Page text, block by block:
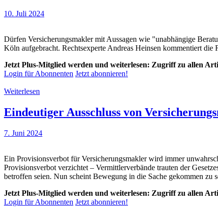
10. Juli 2024
Dürfen Versicherungsmakler mit Aussagen wie "unabhängige
Köln aufgebracht. Rechtsexperte Andreas Heinsen kommentiert die
Jetzt Plus-Mitglied werden und weiterlesen: Zugriff zu allen
Login für Abonnenten Jetzt abonnieren!
Weiterlesen
Eindeutiger Ausschluss von
7. Juni 2024
Ein Provisionsverbot für Versicherungsmakler wird immer
Provisionsverbot verzichtet – Vermittlerverbände trauten der
betroffen seien. Nun scheint Bewegung in die Sache gekommen
Jetzt Plus-Mitglied werden und weiterlesen: Zugriff zu allen
Login für Abonnenten Jetzt abonnieren!